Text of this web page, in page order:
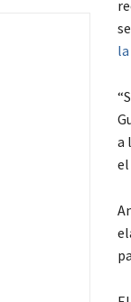
a